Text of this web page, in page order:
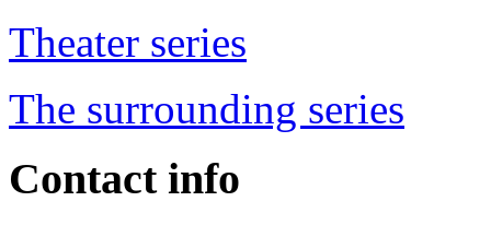
Theater series
The surrounding series
Contact info